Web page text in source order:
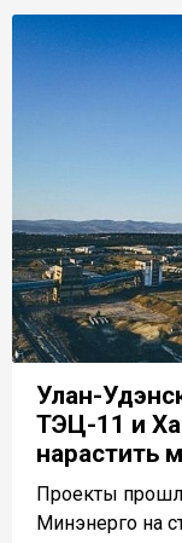
Улан-
ТЭЦ-11 и
нарастить
Проекты
Минэнерго на